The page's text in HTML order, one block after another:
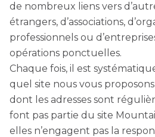
de nombreux liens vers
étrangers, d’associations,
professionnels ou
opérations ponctuelles.
Chaque fois, il est
quel site nous vous proposons
dont les adresses sont
font pas partie du site
elles n’engagent pas la